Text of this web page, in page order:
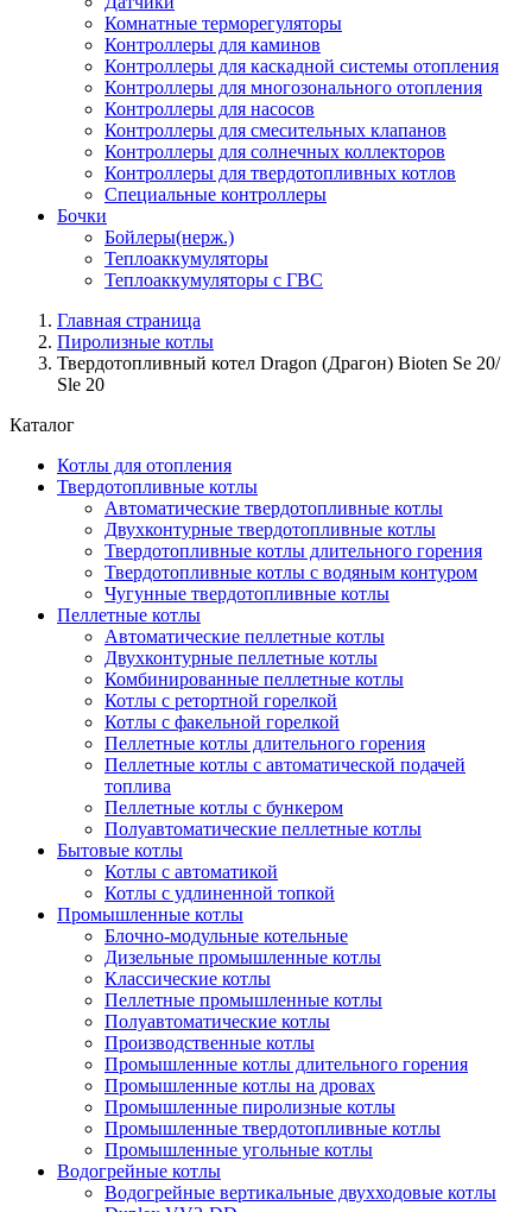
Комнатные терморегуляторы
Контроллеры для каминов
Контроллеры для каскадной системы отопления
Контроллеры для многозонального отопления
Контроллеры для насосов
Контроллеры для смесительных клапанов
Контроллеры для солнечных коллекторов
Контроллеры для твердотопливных котлов
Специальные контроллеры
Бочки
Бойлеры(нерж.)
Теплоаккумуляторы
Теплоаккумуляторы с ГВС
Главная страница
Пиролизные котлы
Твердотопливный котел Dragon (Драгон) Bioten Se 20/
Sle 20
Каталог
Котлы для отопления
Твердотопливные котлы
Автоматические твердотопливные котлы
Двухконтурные твердотопливные котлы
Твердотопливные котлы длительного горения
Твердотопливные котлы с водяным контуром
Чугунные твердотопливные котлы
Пеллетные котлы
Автоматические пеллетные котлы
Двухконтурные пеллетные котлы
Комбинированные пеллетные котлы
Котлы с ретортной горелкой
Котлы с факельной горелкой
Пеллетные котлы длительного горения
Пеллетные котлы с автоматической подачей
топлива
Пеллетные котлы с бункером
Полуавтоматические пеллетные котлы
Бытовые котлы
Котлы с автоматикой
Котлы с удлиненной топкой
Промышленные котлы
Блочно-модульные котельные
Дизельные промышленные котлы
Классические котлы
Пеллетные промышленные котлы
Полуавтоматические котлы
Производственные котлы
Промышленные котлы длительного горения
Промышленные котлы на дровах
Промышленные пиролизные котлы
Промышленные твердотопливные котлы
Промышленные угольные котлы
Водогрейные котлы
Водогрейные вертикальные двухходовые котлы